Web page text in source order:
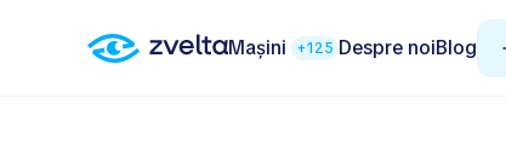
Mașini +125 Despre noiBlog